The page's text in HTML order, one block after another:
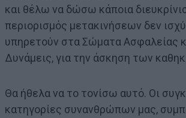
και θέλω να δώσω κάποια
περιορισμός μετακινήσεων δεν
υπηρετούν στα Σώματα Ασφαλείας
Δυνάμεις, για την άσκηση των
Θα ήθελα να το τονίσω αυτό. Οι
κατηγορίες συνανθρώπων μας,